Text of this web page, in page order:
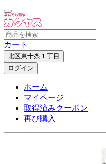
カート
北区東十条１丁目
ログイン
ホーム
マイページ
取得済みクーポン
再び購入